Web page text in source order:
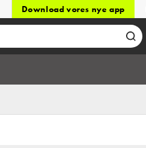
Download vores nye app